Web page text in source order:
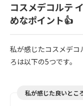
コスメデコルテ
めなポイント👍
私が感じたコスメデ
ろは以下の5つです。
私が感じた良いとこ